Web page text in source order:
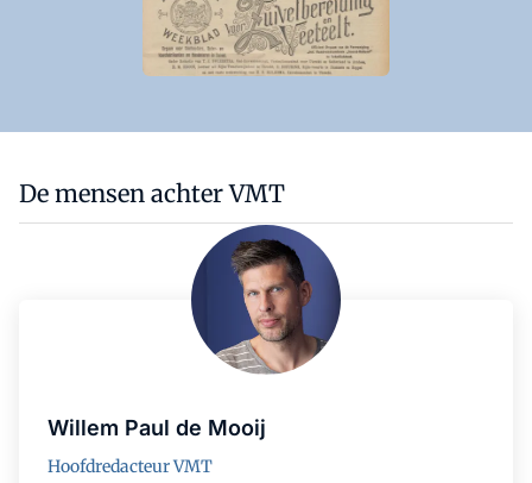
De mensen achter VMT
Willem Paul de Mooij
Hoofdredacteur VMT